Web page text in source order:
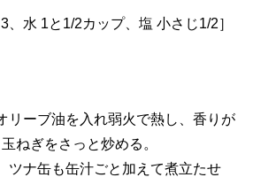
、水 1と1/2カップ、塩 小さじ1/2］
リーブ油を入れ弱火で熱し、香りが
ねぎをさっと炒める。
ツナ缶も缶汁ごと加えて煮立たせ